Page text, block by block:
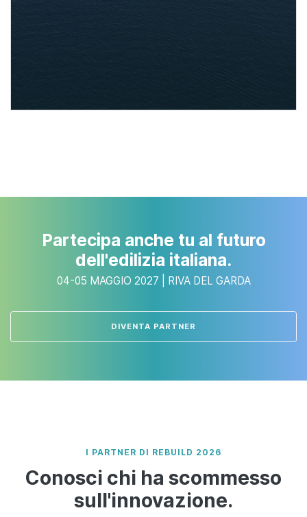
Partecipa anche tu al futuro
dell'edilizia italiana.
04-05 MAGGIO 2027 | RIVA DEL GARDA
DIVENTA PARTNER
I PARTNER DI REBUILD 2026
Conosci chi ha scommesso
sull'innovazione.